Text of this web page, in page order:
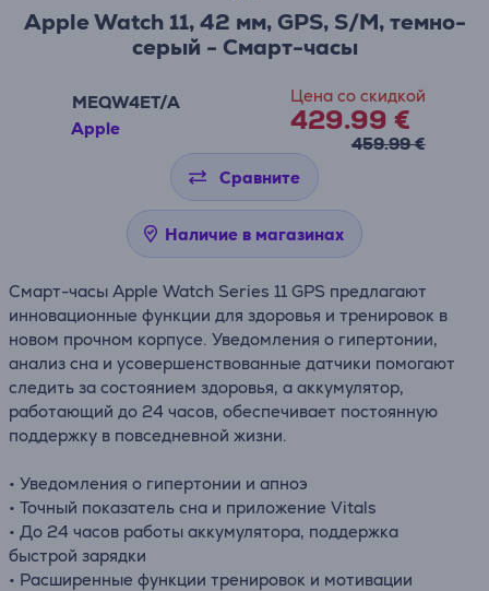
Apple Watch 11, 42 мм, GPS, S/M, темно-
серый - Смарт-часы
MEQW4ET/A
Apple
Цена со скидкой
429.99 €
459.99 €
Сравните
Наличие в магазинах
Смарт-часы Apple Watch Series 11 GPS предлагают
инновационные функции для здоровья и тренировок в
новом прочном корпусе. Уведомления о гипертонии,
анализ сна и усовершенствованные датчики помогают
следить за состоянием здоровья, а аккумулятор,
работающий до 24 часов, обеспечивает постоянную
поддержку в повседневной жизни.
• Уведомления о гипертонии и апноэ
• Точный показатель сна и приложение Vitals
• До 24 часов работы аккумулятора, поддержка
быстрой зарядки
• Расширенные функции тренировок и мотивации